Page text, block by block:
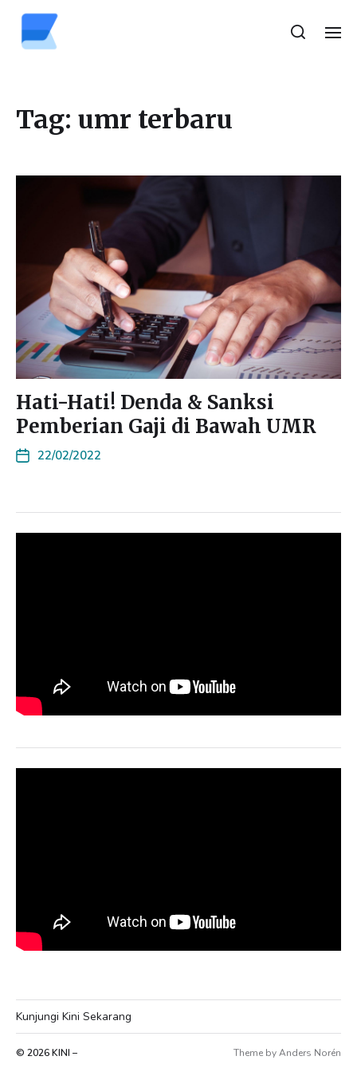
Tag: umr terbaru
Hati-Hati! Denda & Sanksi
Pemberian Gaji di Bawah UMR
22/02/2022
Kunjungi Kini Sekarang
© 2026KINI – Theme byAnders Norén